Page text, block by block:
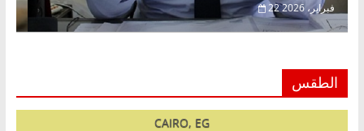
22 فبراير، 2026
الطقس
CAIRO, EG